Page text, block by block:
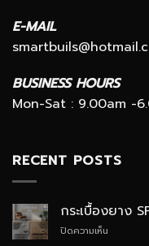
E-MAIL
BUSINESS HOURS
Mon-Sat : 9.00am -
RECENT POSTS
กระเบื้องยาง
ปิดความเห็น